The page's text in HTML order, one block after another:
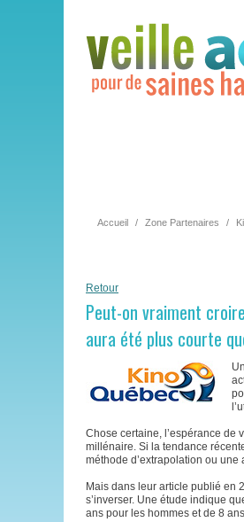
Accueil / Zone Partenaires /
Retour
Peut-on vraiment
aura été plus courte
Chose certaine, l’espérance de
millénaire. Si la tendance
méthode d’extrapolation ou une
Mais dans leur article publié en
s’inverser. Une étude indique
ans pour les hommes et de 8